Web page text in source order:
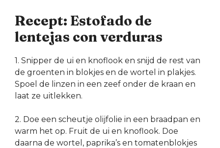
Recept: Estofado de
lentejas con verduras
1. Snipper de ui en knoflook en snijd de rest van
de groenten in blokjes en de wortel in plakjes.
Spoel de linzen in een zeef onder de kraan en
laat ze uitlekken.
2. Doe een scheutje olijfolie in een braadpan en
warm het op. Fruit de ui en knoflook. Doe
daarna de wortel, paprika’s en tomatenblokjes